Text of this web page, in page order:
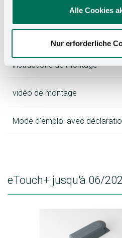
Alle Cookies
Nur erforderliche
instructions de montage
vidéo de montage
Mode d'emploi avec
eTouch+ jusqu'à 06/